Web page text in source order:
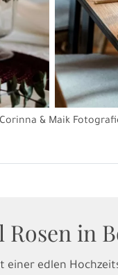
& Maik
in
einer edlen